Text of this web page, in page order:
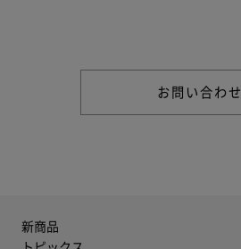
お問い合わせ
新商品